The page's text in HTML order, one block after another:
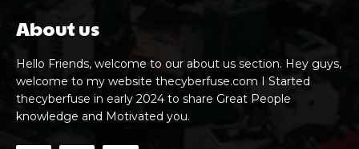
About us
Hello Friends, welcome to our about us section. Hey guys,
welcome to my website thecyberfuse.com I Started
thecyberfuse in early 2024 to share Great People
knowledge and Motivated you.